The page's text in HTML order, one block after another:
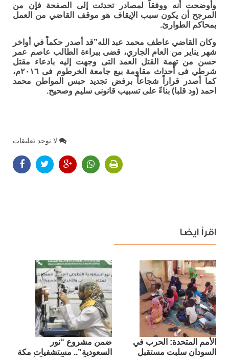
وأوضحت أنه ووفقاً لمصادر تحدثت إلى الصفحة فإن من
المرجح أن يكون سبب الإيقاف هو موقف القاضي من العمل
بمحاكم الطوارئ.
وكان القاضي عاطف محمد عبد الله”قد أصدر حكماً في أواخر
شهر يناير من العام الجاري، قضى ببراءة الطالب عاصم عمر
حسن من تهمة القتل العمد التى وجهت إليه بادعاء مقتل
شرطي فى أحداث مقاومة بيع جامعة الخرطوم فى ٢٠١٦م،
كما أصدر قراراً شجاعاً برفض تجديد حبس المواطن محمد
احمد (ود قلبا) بناءً على تسبيب قانونى سليم وصحيح.
لا توجد تعليقات
اقرأ ايضا
الأمم المتحدة: الحرب في
السودان سلبت مستقبل
ضمن مشروع “نور
السعودية”.. مستشفيات مكة